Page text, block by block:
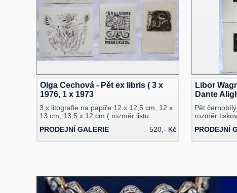
Olga Čechová - Pět ex libris ( 3 x
1976, 1 x 1973
3 x litografie na papíře 12 x 12,5 cm, 12 x
13 cm, 13,5 x 12 cm ( rozměr listu...
PRODEJNÍ GALERIE
520,- Kč
Libor
Dante
Pět
rozměr
PRODEJNÍ